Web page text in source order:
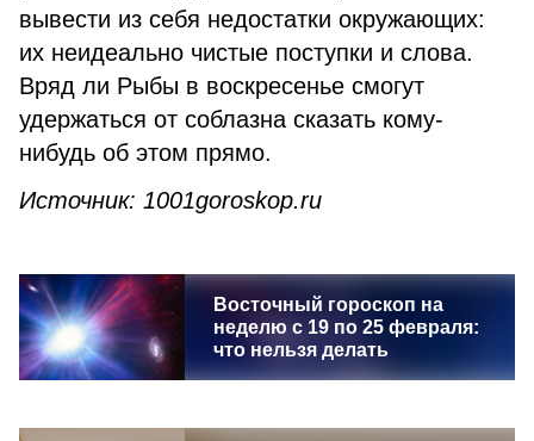
вывести из себя недостатки окружающих:
их неидеально чистые поступки и слова.
Вряд ли Рыбы в воскресенье смогут
удержаться от соблазна сказать кому-
нибудь об этом прямо.
Источник: 1001goroskop.ru
Восточный гороскоп на
неделю с 19 по 25 февраля:
что нельзя делать